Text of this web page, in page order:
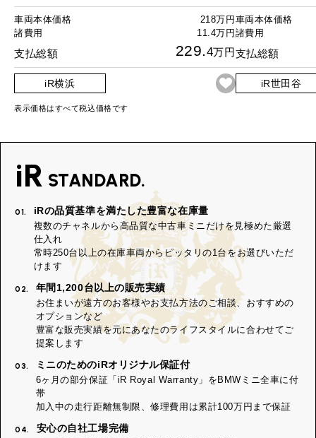
車両本体価格
218万円
諸費用
11.4万円
支払総額 229.4万円
iR横浜
車両本体価格
諸費用
支払総額
iR世田谷
表示価格はすべて税込価格です
iR STANDARD.
01. iRの品質基準を満たした豊富な在庫量
複数のチャネルから高品質な中古車ミニだけを見極めた厳選
仕入れ
常時250台以上の在庫車両からピッタリの1台をお選びいただ
けます
02. 年間1,200台以上の販売実績
お住まいが遠方のお客様やお支払方法のご相談、おすすめの
オプションなど
豊富な販売実績を元にあなたのライフスタイルに合わせてご
提案します
03. ミニのためのiRオリジナル保証付
6ヶ月の部分保証「iR Royal Warranty」をBMWミニ全車に付
帯
加入中の走行距離無制限、修理費用は累計100万円まで保証
04. 安心の自社工場完備